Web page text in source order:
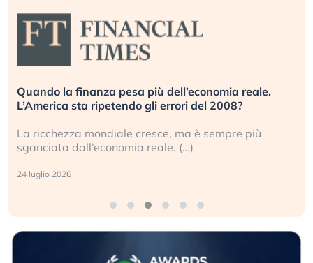
Quando la finanza pesa più dell’economia reale.
L’America sta ripetendo gli errori del 2008?
La ricchezza mondiale cresce, ma è sempre più
sganciata dall’economia reale. (…)
24 luglio 2026